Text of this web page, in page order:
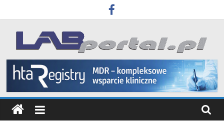
to
content
Labportal
Laboratoria
Aparatura
Badania